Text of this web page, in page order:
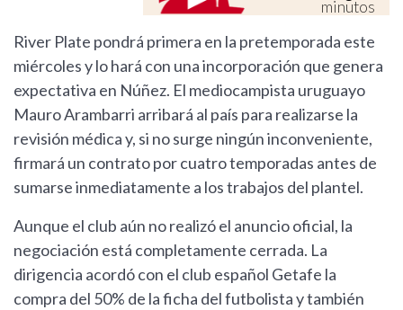
minutos
River Plate pondrá primera en la pretemporada este
miércoles y lo hará con una incorporación que genera
expectativa en Núñez. El mediocampista uruguayo
Mauro Arambarri arribará al país para realizarse la
revisión médica y, si no surge ningún inconveniente,
firmará un contrato por cuatro temporadas antes de
sumarse inmediatamente a los trabajos del plantel.
Aunque el club aún no realizó el anuncio oficial, la
negociación está completamente cerrada. La
dirigencia acordó con el club español Getafe la
compra del 50% de la ficha del futbolista y también